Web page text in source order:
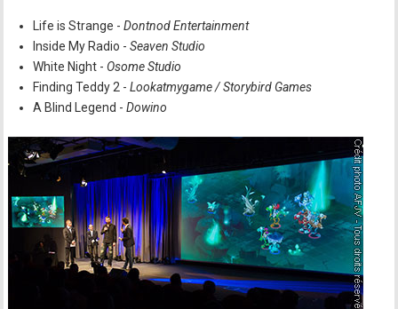
Life is Strange -Dontnod Entertainment
Inside My Radio -Seaven Studio
White Night - Osome Studio
Finding Teddy 2 -Lookatmygame / Storybird Games
A Blind Legend -Dowino